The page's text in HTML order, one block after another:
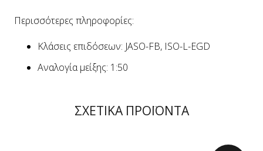
Περισσότερες πληροφορίες:
Κλάσεις επιδόσεων: JASO-FB, ISO-L-EGD
Αναλογία μείξης: 1:50
ΣΧΕΤΙΚΑ ΠΡΟΪΟΝΤΑ